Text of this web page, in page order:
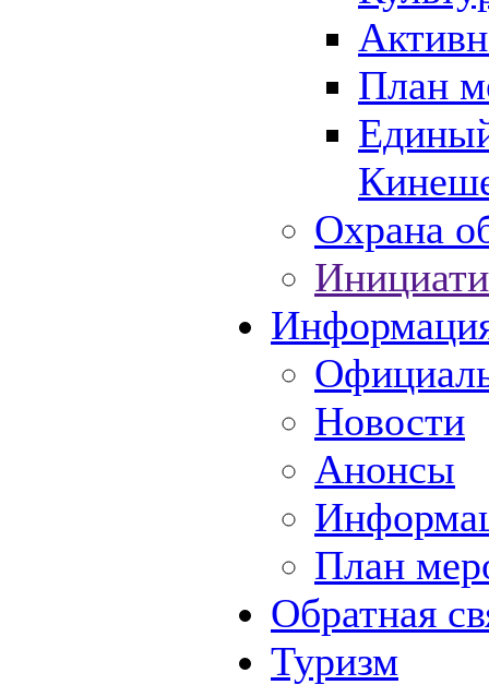
План
Охрана
Новости
Анонсы
План
Обратная
Туризм